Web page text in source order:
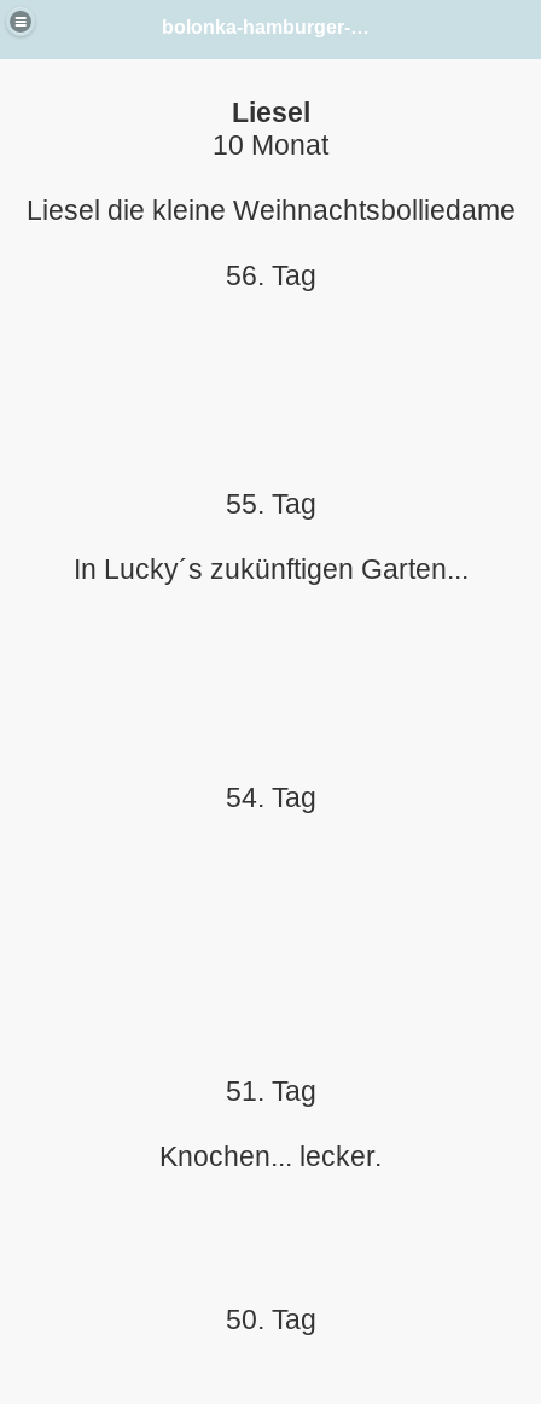
bolonka-hamburger-elbstrand
Liesel
10 Monat
Liesel die kleine Weihnachtsbolliedame
56. Tag
55. Tag
In Lucky´s zukünftigen Garten...
54. Tag
51. Tag
Knochen... lecker.
50. Tag